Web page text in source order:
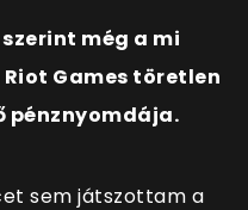
még a mi
Games töretlen
pénznyomdája.
sem játszottam a